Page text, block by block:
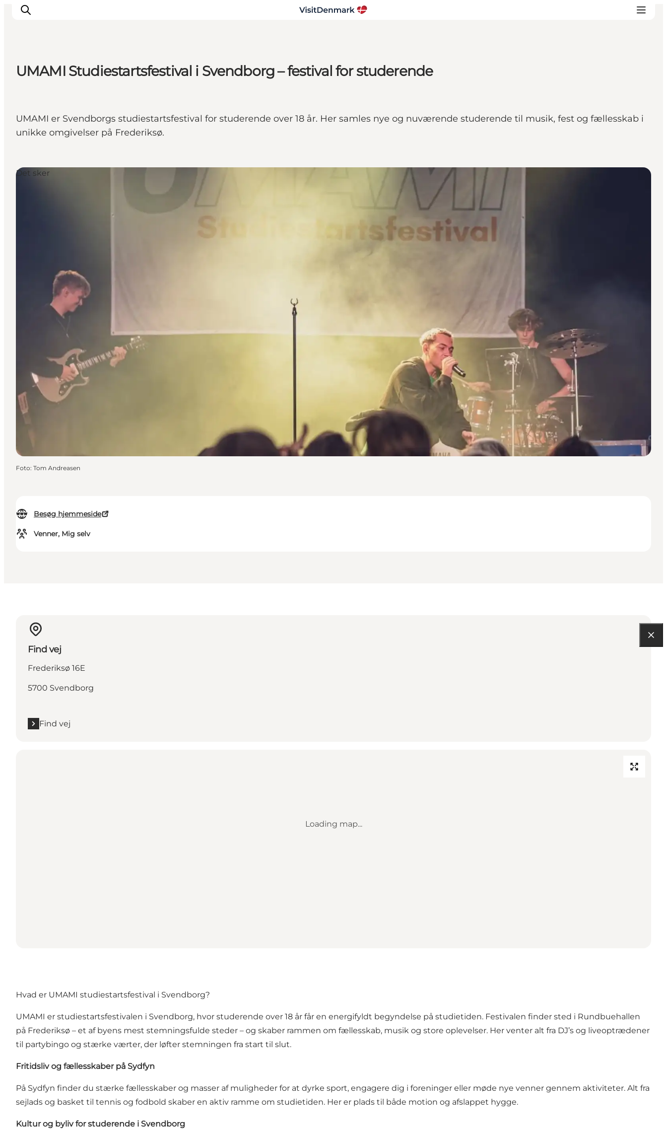
Oplevelser
Overnatning
Planlæg ferien
UMAMI Studiestartsfestival i Svendborg – festival for studerende
UMAMI er Svendborgs studiestartsfestival for studerende over 18 år. Her samles nye og nuværende studerende til musik, fest og fællesskab i
unikke omgivelser på Frederiksø.
Besøg hjemmeside
Venner, Mig selv
Det sker
Foto: Tom Andreasen
Find vej
Frederiksø 16E
5700 Svendborg
Find vej
Loading map...
Hvad er UMAMI studiestartsfestival i Svendborg?
UMAMI er studiestartsfestivalen i Svendborg, hvor studerende over 18 år får en energifyldt begyndelse på studietiden. Festivalen finder sted i Rundbuehallen
på Frederiksø – et af byens mest stemningsfulde steder – og skaber rammen om fællesskab, musik og store oplevelser. Her venter alt fra DJ’s og liveoptrædener
til partybingo og stærke værter, der løfter stemningen fra start til slut.
Fritidsliv og fællesskaber på Sydfyn
På Sydfyn finder du stærke fællesskaber og masser af muligheder for at dyrke sport, engagere dig i foreninger eller møde nye venner gennem aktiviteter. Alt fra
sejlads og basket til tennis og fodbold skaber en aktiv ramme om studietiden. Her er plads til både motion og afslappet hygge.
Kultur og byliv for studerende i Svendborg